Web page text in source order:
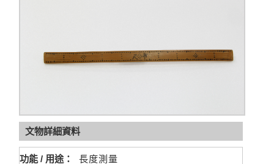
文物詳細資料
功能 / 用途： 長度測量